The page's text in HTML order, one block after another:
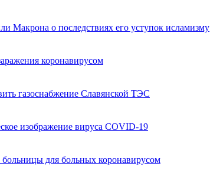
Макрона о последствиях его уступок исламизму
коронавирусом
газоснабжение Славянской ТЭС
изображение вируса COVID-19
для больных коронавирусом